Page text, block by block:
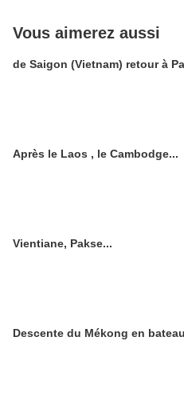
Vous aimerez aussi
de Saigon (Vietnam) retour à
Après le Laos , le Cambodge...
Vientiane, Pakse...
Descente du Mékong en